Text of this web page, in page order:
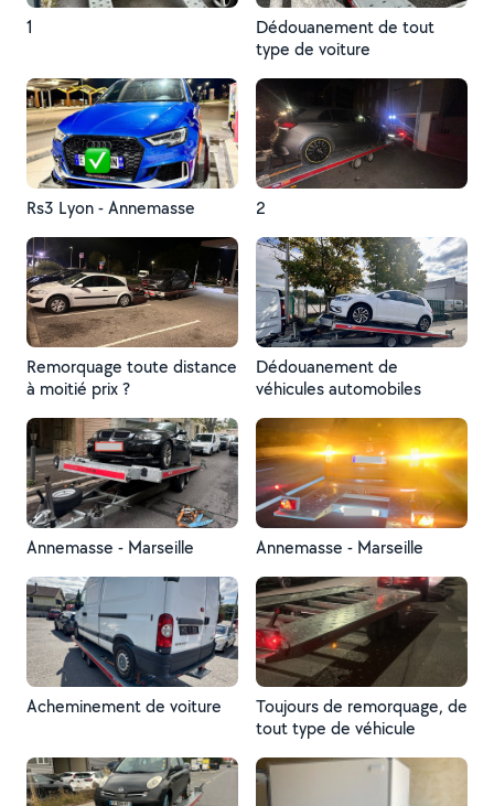
1
Dédouanement de tout
type de voiture
Rs3 Lyon - Annemasse 2
Remorquage toute distance
à moitié prix ?
Dédouanement de
véhicules automobiles
Annemasse - Marseille Annemasse - Marseille
Acheminement de voiture
Toujours de remorquage, de
tout type de véhicule